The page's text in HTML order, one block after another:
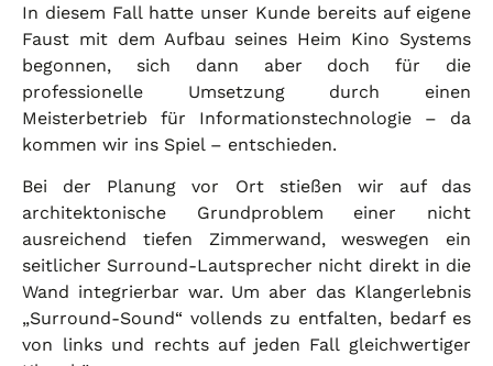
In diesem Fall hatte unser Kunde bereits auf eigene
Faust mit dem Aufbau seines Heim Kino Systems
begonnen, sich dann aber doch für die
professionelle Umsetzung durch einen
Meisterbetrieb für Informationstechnologie – da
kommen wir ins Spiel – entschieden.
Bei der Planung vor Ort stießen wir auf das
architektonische Grundproblem einer nicht
ausreichend tiefen Zimmerwand, weswegen ein
seitlicher Surround-Lautsprecher nicht direkt in die
Wand integrierbar war. Um aber das Klangerlebnis
„Surround-Sound“ vollends zu entfalten, bedarf es
von links und rechts auf jeden Fall gleichwertiger